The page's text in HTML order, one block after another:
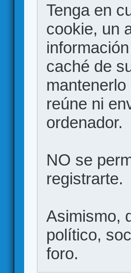
Tenga en
cookie, un
caché de
reúne ni
ordenador.
NO se
registrarte.
Asimismo,
político,
foro.